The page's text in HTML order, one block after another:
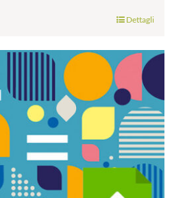
Dettagli